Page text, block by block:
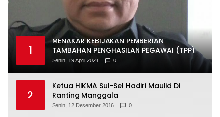
1
MENAKAR KEBIJAKAN PEMBERIAN
TAMBAHAN PENGHASILAN PEGAWAI (TPP)
Senin, 19 April 2021 0
2
Ketua HIKMA Sul-Sel Hadiri Maulid Di
Ranting Manggala
Senin, 12 Desember 2016 0